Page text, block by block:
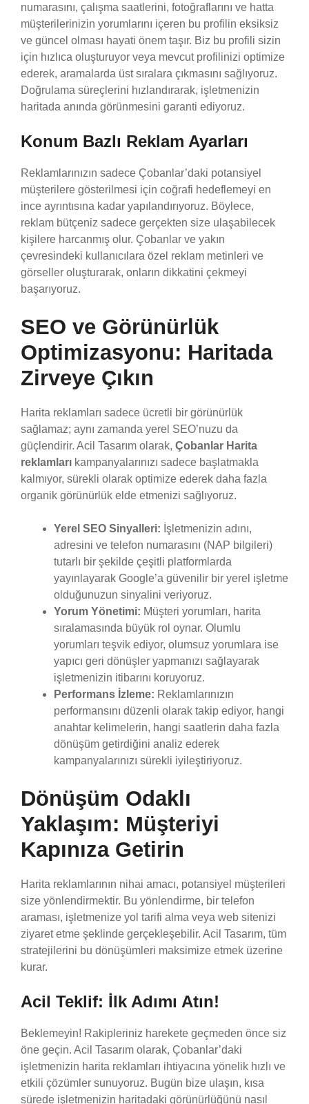
numarasını, çalışma saatlerini, fotoğraflarını ve hatta
müşterilerinizin yorumlarını içeren bu profilin eksiksiz
ve güncel olması hayati önem taşır. Biz bu profili sizin
için hızlıca oluşturuyor veya mevcut profilinizi optimize
ederek, aramalarda üst sıralara çıkmasını sağlıyoruz.
Doğrulama süreçlerini hızlandırarak, işletmenizin
haritada anında görünmesini garanti ediyoruz.
Konum Bazlı Reklam Ayarları
Reklamlarınızın sadece Çobanlar’daki potansiyel
müşterilere gösterilmesi için coğrafi hedeflemeyi en
ince ayrıntısına kadar yapılandırıyoruz. Böylece,
reklam bütçeniz sadece gerçekten size ulaşabilecek
kişilere harcanmış olur. Çobanlar ve yakın
çevresindeki kullanıcılara özel reklam metinleri ve
görseller oluşturarak, onların dikkatini çekmeyi
başarıyoruz.
SEO ve Görünürlük
Optimizasyonu: Haritada
Zirveye Çıkın
Harita reklamları sadece ücretli bir görünürlük
sağlamaz; aynı zamanda yerel SEO’nuzu da
güçlendirir. Acil Tasarım olarak, Çobanlar Harita
reklamları kampanyalarınızı sadece başlatmakla
kalmıyor, sürekli olarak optimize ederek daha fazla
organik görünürlük elde etmenizi sağlıyoruz.
Yerel SEO Sinyalleri: İşletmenizin adını,
adresini ve telefon numarasını (NAP bilgileri)
tutarlı bir şekilde çeşitli platformlarda
yayınlayarak Google’a güvenilir bir yerel işletme
olduğunuzun sinyalini veriyoruz.
Yorum Yönetimi: Müşteri yorumları, harita
sıralamasında büyük rol oynar. Olumlu
yorumları teşvik ediyor, olumsuz yorumlara ise
yapıcı geri dönüşler yapmanızı sağlayarak
işletmenizin itibarını koruyoruz.
Performans İzleme: Reklamlarınızın
performansını düzenli olarak takip ediyor, hangi
anahtar kelimelerin, hangi saatlerin daha fazla
dönüşüm getirdiğini analiz ederek
kampanyalarınızı sürekli iyileştiriyoruz.
Dönüşüm Odaklı
Yaklaşım: Müşteriyi
Kapınıza Getirin
Harita reklamlarının nihai amacı, potansiyel müşterileri
size yönlendirmektir. Bu yönlendirme, bir telefon
araması, işletmenize yol tarifi alma veya web sitenizi
ziyaret etme şeklinde gerçekleşebilir. Acil Tasarım, tüm
stratejilerini bu dönüşümleri maksimize etmek üzerine
kurar.
Acil Teklif: İlk Adımı Atın!
Beklemeyin! Rakipleriniz harekete geçmeden önce siz
öne geçin. Acil Tasarım olarak, Çobanlar’daki
işletmenizin harita reklamları ihtiyacına yönelik hızlı ve
etkili çözümler sunuyoruz. Bugün bize ulaşın, kısa
sürede işletmenizin haritadaki görünürlüğünü nasıl